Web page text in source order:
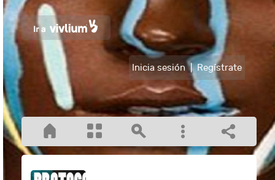
Inicia sesión | Regístrate